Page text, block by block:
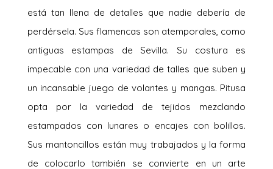
está tan llena de detalles que nadie debería de
perdérsela. Sus flamencas son atemporales, como
antiguas estampas de Sevilla. Su costura es
impecable con una variedad de talles que suben y
un incansable juego de volantes y mangas. Pitusa
opta por la variedad de tejidos mezclando
estampados con lunares o encajes con bolillos.
Sus mantoncillos están muy trabajados y la forma
de colocarlo también se convierte en un arte